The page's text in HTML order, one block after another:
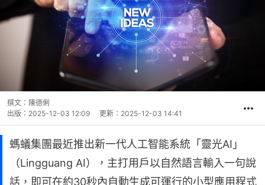
撰文： 陳德俐
出版： 2025-12-03 12:09 更新： 2025-12-03 14:41
螞蟻集團最近推出新一代人工智能系統「靈光AI」
（Lingguang AI），主打用戶以自然語言輸入一句說
話，即可在約30秒內自動生成可運行的小型應用程式